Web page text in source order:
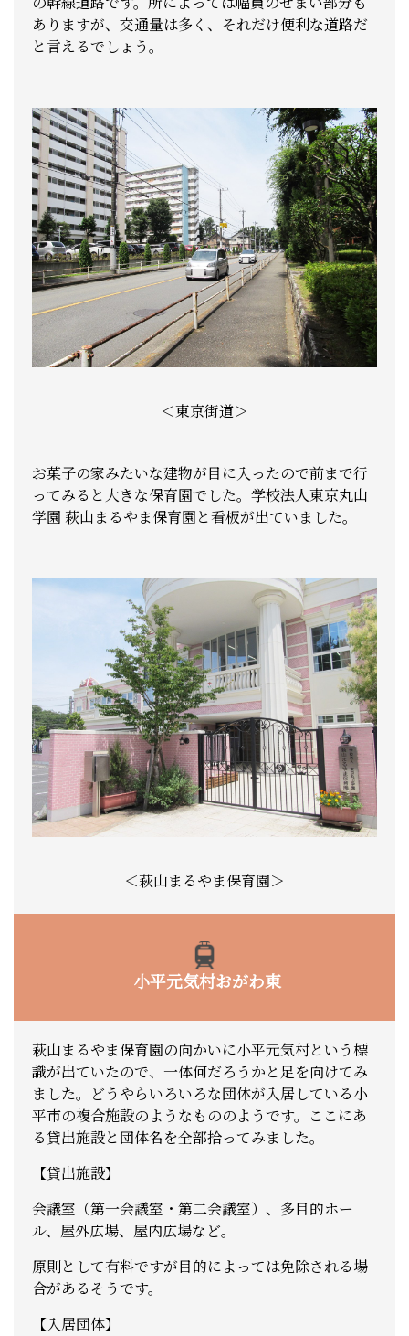
ありますが、交通量は多く、それだけ便利な道路だ
と言えるでしょう。
＜東京街道＞
お菓子の家みたいな建物が目に入ったので前まで行
ってみると大きな保育園でした。学校法人東京丸山
学園 萩山まるやま保育園と看板が出ていました。
＜萩山まるやま保育園＞
小平元気村おがわ東
萩山まるやま保育園の向かいに小平元気村という標
識が出ていたので、一体何だろうかと足を向けてみ
ました。どうやらいろいろな団体が入居している小
平市の複合施設のようなもののようです。ここにあ
る貸出施設と団体名を全部拾ってみました。
【貸出施設】
会議室（第一会議室・第二会議室）、多目的ホー
ル、屋外広場、屋内広場など。
原則として有料ですが目的によっては免除される場
合があるそうです。
【入居団体】